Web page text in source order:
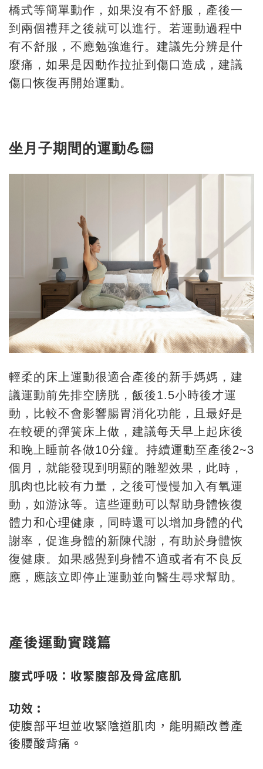
橋式等簡單動作，如果沒有不舒服，產後一
到兩個禮拜之後就可以進行。若運動過程中
有不舒服，不應勉強進行。建議先分辨是什
麼痛，如果是因動作拉扯到傷口造成，建議
傷口恢復再開始運動。
坐月子期間的運動💪🏻
輕柔的床上運動很適合產後的新手媽媽，建
議運動前先排空膀胱，飯後1.5小時後才運
動，比較不會影響腸胃消化功能，且最好是
在較硬的彈簧床上做，建議每天早上起床後
和晚上睡前各做10分鐘。持續運動至產後2~3
個月，就能發現到明顯的雕塑效果，此時，
肌肉也比較有力量，之後可慢慢加入有氧運
動，如游泳等。這些運動可以幫助身體恢復
體力和心理健康，同時還可以增加身體的代
謝率，促進身體的新陳代謝，有助於身體恢
復健康。如果感覺到身體不適或者有不良反
應，應該立即停止運動並向醫生尋求幫助。
產後運動實踐篇
腹式呼吸：收緊腹部及骨盆底肌
功效 :
使腹部平坦並收緊陰道肌肉，能明顯改善產
後腰酸背痛。